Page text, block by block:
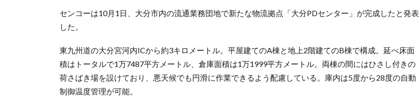
センコーは10月1日、大分市内の流通業務団地で新たな物流拠点「大分PDセンター」が完成したと発表
した。
東九州道の大分宮河内ICから約3キロメートル。平屋建てのA棟と地上2階建てのB棟で構成。延べ床面
積はトータルで1万7487平方メートル、倉庫面積は1万1999平方メートル。両棟の間にはひさし付きの
荷さばき場を設けており、悪天候でも円滑に作業できるよう配慮している。庫内は5度から28度の自動
制御温度管理が可能。